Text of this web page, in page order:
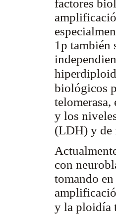
factores
1p también
biológicos
y los
(LDH) y de
con
tomando
y la ploidía